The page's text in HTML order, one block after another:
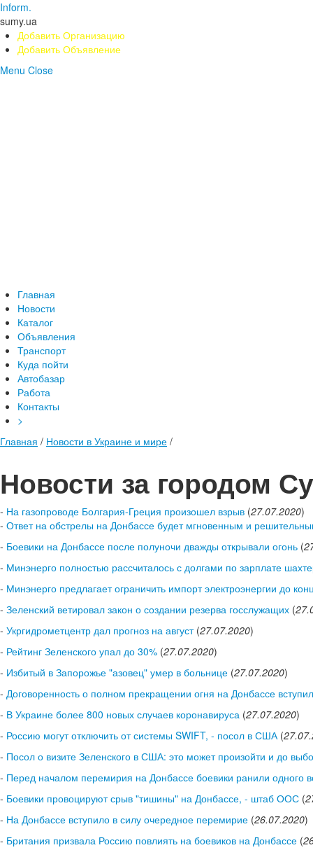
Inform.
sumy.ua
Добавить Организацию
Добавить Объявление
Menu Close
Главная
Новости
Каталог
Объявления
Транспорт
Куда пойти
Автобазар
Работа
Контакты
>
Главная / Новости в Украине и мире /
Новости за городом
- На газопроводе Болгария-Греция произошел взрыв (27.07.2020)
- Ответ на обстрелы на Донбассе будет мгновенным и
- Боевики на Донбассе после полуночи дважды открывали огонь (
- Минэнерго полностью рассчиталось с долгами по зарплате
- Минэнерго предлагает ограничить импорт электроэнергии до
- Зеленский ветировал закон о создании резерва госслужащих (
- Укргидрометцентр дал прогноз на август(27.07.2020)
- Рейтинг Зеленского упал до 30% (27.07.2020)
- Избитый в Запорожье "азовец" умер в больнице (27.07.2020)
- Договоренность о полном прекращении огня на Донбассе
- В Украине более 800 новых случаев коронавируса (27.07.2020)
- Россию могут отключить от системы SWIFT, - посол в США(
- Посол о визите Зеленского в США: это может произойти и до
- Перед началом перемирия на Донбассе боевики ранили одного
- Боевики провоцируют срыв "тишины" на Донбассе, - штаб ООС (
- На Донбассе вступило в силу очередное перемирие (26.07.2020)
- Британия призвала Россию повлиять на боевиков на Донбассе (